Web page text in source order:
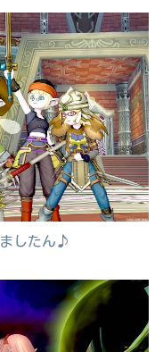
したん♪